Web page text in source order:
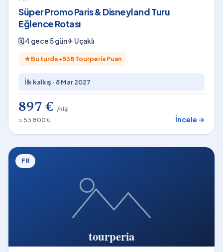
Süper Promo Paris & Disneyland Turu
Eğlence Rotası
🗓4 gece 5 gün✈Uçaklı
★ Bu turda +538 Tourperia Puan
İlk kalkış · 8 Mar 2027
897 € /kişi
≈ 53.800 ₺
İncele →
FR